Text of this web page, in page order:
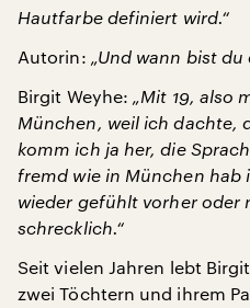
Hautfarbe definiert wird.“
Autorin: „Und wann bist du
Birgit Weyhe: „Mit 19, also
München, weil ich dachte,
komm ich ja her, die
fremd wie in München
wieder gefühlt vorher oder
schrecklich.“
Seit vielen Jahren lebt
zwei Töchtern und ihrem